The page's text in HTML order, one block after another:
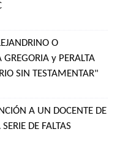
O
GREGORIA y PERALTA
SIN TESTAMENTAR"
A UN DOCENTE DE
DE FALTAS